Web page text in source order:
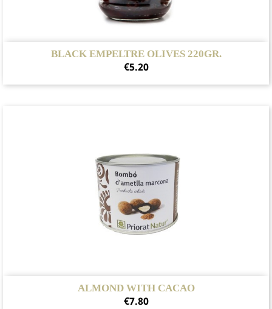
BLACK EMPELTRE OLIVES 220GR.
Price
€5.20
ALMOND WITH CACAO
Price
€7.80